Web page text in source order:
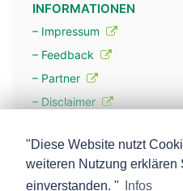
INFORMATIONEN
– Impressum
– Feedback
– Partner
– Disclaimer
– Werbung
"Diese Website nutzt
weiteren Nutzung erklären
einverstanden. "
Infos